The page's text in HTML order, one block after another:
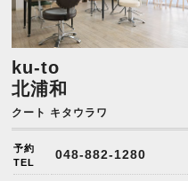
ku-to
北浦和
クート キタウラワ
予約
TEL
048-882-1280